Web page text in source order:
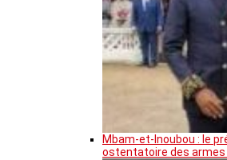
Mbam-et-Inoubou : le
ostentatoire des armes